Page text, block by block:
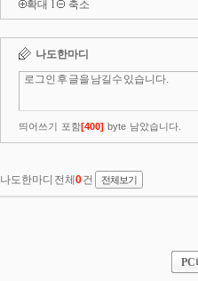
확대 l 축소
PC